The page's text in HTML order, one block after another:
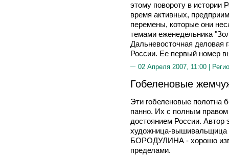
этому повороту в истории
время активных,
перемены, которые они
темами еженедельника
Дальневосточная деловая
России. Ее первый номер
02 Апреля 2007, 11:00 |
Гобеленовые
Эти гобеленовые полотна
панно. Их с полным
достоянием России. Автор
художница-
БОРОДУЛИНА - хорошо
пределами.